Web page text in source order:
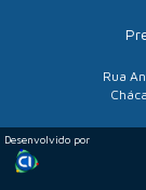
Rua
Desenvolvido por